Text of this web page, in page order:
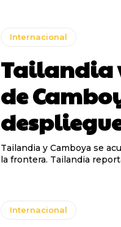
Internacional
Tailandia
de
Tailandia y Camboya se
la frontera. Tailandia
Internacional